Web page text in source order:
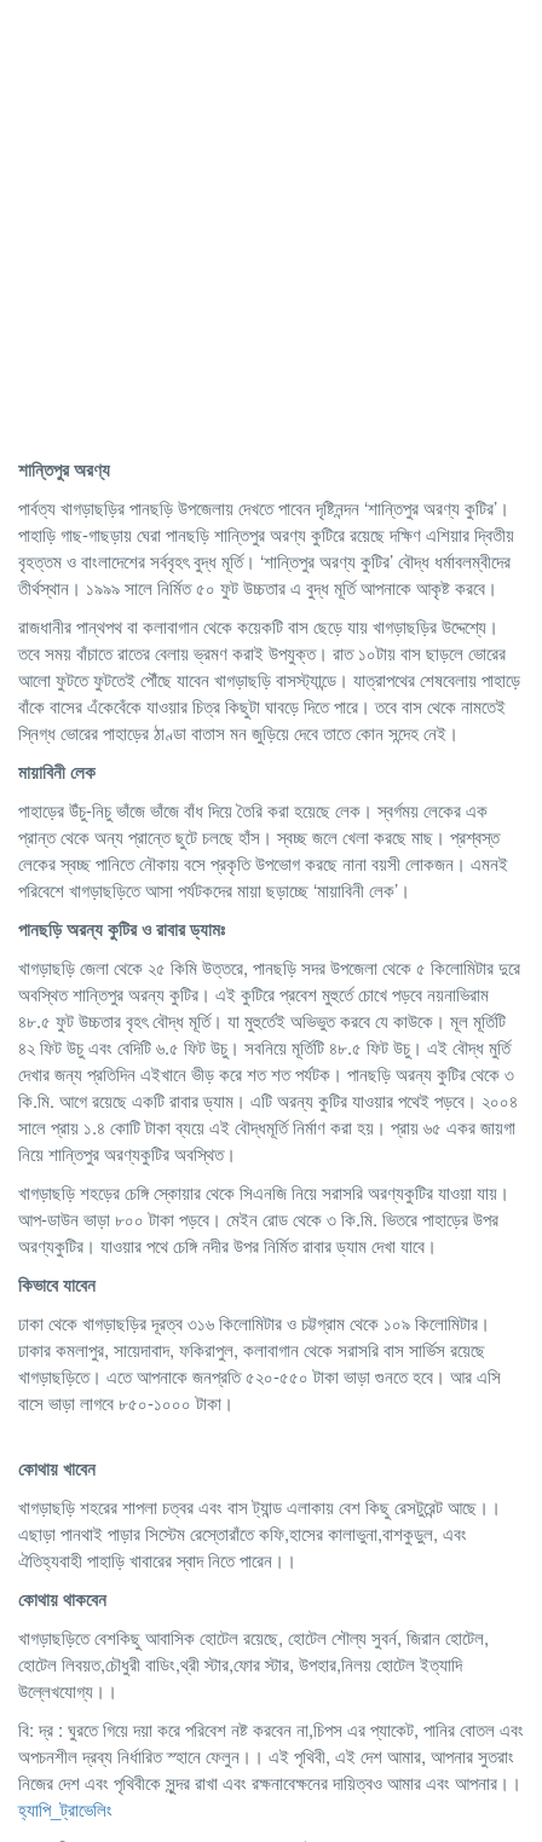
শান্তিপুরঅরণ্য
পার্বত্য খাগড়াছড়ির পানছড়ি উপজেলায় দেখতে পাবেন দৃষ্টিনন্দন ‘শান্তিপুর অরণ্য কুটির’।
পাহাড়ি গাছ-গাছড়ায় ঘেরা পানছড়ি শান্তিপুর অরণ্য কুটিরে রয়েছে দক্ষিণ এশিয়ার দ্বিতীয়
বৃহত্তম ও বাংলাদেশের সর্ববৃহৎ বুদ্ধ মূর্তি। ‘শান্তিপুর অরণ্য কুটির’ বৌদ্ধ ধর্মাবলম্বীদের
তীর্থস্থান। ১৯৯৯ সালে নির্মিত ৫০ ফুট উচ্চতার এ বুদ্ধ মূর্তি আপনাকে আকৃষ্ট করবে।
রাজধানীর পান্থপথ বা কলাবাগান থেকে কয়েকটি বাস ছেড়ে যায় খাগড়াছড়ির উদ্দেশ্যে।
তবে সময় বাঁচাতে রাতের বেলায় ভ্রমণ করাই উপযুক্ত। রাত ১০টায় বাস ছাড়লে ভোরের
আলো ফুটতে ফুটতেই পৌঁছে যাবেন খাগড়াছড়ি বাসস্ট্যান্ডে। যাত্রাপথের শেষবেলায় পাহাড়ে
বাঁকে বাসের এঁকেবেঁকে যাওয়ার চিত্র কিছুটা ঘাবড়ে দিতে পারে। তবে বাস থেকে নামতেই
স্নিগ্ধ ভোরের পাহাড়ের ঠাণ্ডা বাতাস মন জুড়িয়ে দেবে তাতে কোন সন্দেহ নেই।
মায়াবিনীলেক
পাহাড়ের উঁচু-নিচু ভাঁজে ভাঁজে বাঁধ দিয়ে তৈরি করা হয়েছে লেক। স্বর্গময় লেকের এক
প্রান্ত থেকে অন্য প্রান্তে ছুটে চলছে হাঁস। স্বচ্ছ জলে খেলা করছে মাছ। প্রশ্বস্ত
লেকের স্বচ্ছ পানিতে নৌকায় বসে প্রকৃতি উপভোগ করছে নানা বয়সী লোকজন। এমনই
পরিবেশে খাগড়াছড়িতে আসা পর্যটকদের মায়া ছড়াচ্ছে ‘মায়াবিনী লেক’।
পানছড়িঅরন্যকুটিরওরাবারড্যামঃ
খাগড়াছড়ি জেলা থেকে ২৫ কিমি উত্তরে, পানছড়ি সদর উপজেলা থেকে ৫ কিলোমিটার দুরে
অবস্থিত শান্তিপুর অরন্য কুটির। এই কুটিরে প্রবেশ মুহুর্তে চোখে পড়বে নয়নাভিরাম
৪৮.৫ ফুট উচ্চতার বৃহৎ বৌদ্ধ মূর্তি। যা মুহুর্তেই অভিভুত করবে যে কাউকে। মূল মূর্তিটি
৪২ ফিট উচু এবং বেদিটি ৬.৫ ফিট উচু। সবনিয়ে মূর্তিটি ৪৮.৫ ফিট উচু। এই বৌদ্ধ মুর্তি
দেখার জন্য প্রতিদিন এইখানে ভীড় করে শত শত পর্যটক। পানছড়ি অরন্য কুটির থেকে ৩
কি.মি. আগে রয়েছে একটি রাবার ড্যাম। এটি অরন্য কুটির যাওয়ার পথেই পড়বে। ২০০৪
সালে প্রায় ১.৪ কোটি টাকা ব্যয়ে এই বৌদ্ধমূর্তি নির্মাণ করা হয়। প্রায় ৬৫ একর জায়গা
নিয়ে শান্তিপুর অরণ্যকুটির অবস্থিত।
খাগড়াছড়ি শহড়ের চেঙ্গি স্কোয়ার থেকে সিএনজি নিয়ে সরাসরি অরণ্যকুটির যাওয়া যায়।
আপ-ডাউন ভাড়া ৮০০ টাকা পড়বে। মেইন রোড থেকে ৩ কি.মি. ভিতরে পাহাড়ের উপর
অরণ্যকুটির। যাওয়ার পথে চেঙ্গি নদীর উপর নির্মিত রাবার ড্যাম দেখা যাবে।
কিভাবেযাবেন
ঢাকা থেকে খাগড়াছড়ির দূরত্ব ৩১৬ কিলোমিটার ও চট্টগ্রাম থেকে ১০৯ কিলোমিটার।
ঢাকার কমলাপুর, সায়েদাবাদ, ফকিরাপুল, কলাবাগান থেকে সরাসরি বাস সার্ভিস রয়েছে
খাগড়াছড়িতে। এতে আপনাকে জনপ্রতি ৫২০-৫৫০ টাকা ভাড়া গুনতে হবে। আর এসি
বাসে ভাড়া লাগবে ৮৫০-১০০০ টাকা।
কোথায় খাবেন
খাগড়াছড়ি শহরের শাপলা চত্বর এবং বাস ট্যান্ড এলাকায় বেশ কিছু রেসটুরেন্ট আছে।।
এছাড়া পানথাই পাড়ার সিস্টেম রেস্তোরাঁতে কফি,হাসের কালাভুনা,বাশকুড়ুল, এবং
ঐতিহ্যবাহী পাহাড়ি খাবারের স্বাদ নিতে পারেন।।
কোথায়থাকবেন
খাগড়াছড়িতে বেশকিছু আবাসিক হোটেল রয়েছে, হোটেল শৌল্য সুবর্ন, জিরান হোটেল,
হোটেল লিবয়ত,চৌধুরী বাডিং,থ্রী স্টার,ফোর স্টার, উপহার,নিলয় হোটেল ইত্যাদি
উল্লেখযোগ্য।।
বি: দ্র : ঘুরতে গিয়ে দয়া করে পরিবেশ নষ্ট করবেন না,চিপস এর প্যাকেট, পানির বোতল এবং
অপচনশীল দ্রব্য নির্ধারিত স্হানে ফেলুন।। এই পৃথিবী, এই দেশ আমার, আপনার সুতরাং
নিজের দেশ এবং পৃথিবীকে সুন্দর রাখা এবং রক্ষনাবেক্ষনের দায়িত্বও আমার এবং আপনার।।
হ্যাপি_ট্রাভেলিং